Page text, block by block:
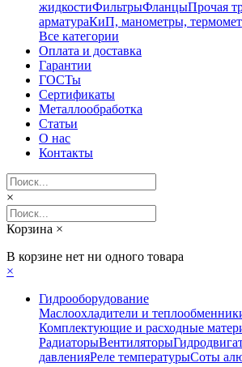
жидкостиФильтрыФланцыПрочая
арматураКиП, манометры,
Все категории
Оплата и доставка
Гарантии
ГОСТы
Сертификаты
Металлообработка
Статьи
О нас
Контакты
×
Корзина ×
В корзине нет ни одного товара
×
Гидрооборудование
Маслоохладители и
Комплектующие и расходные
РадиаторыВентиляторы
давленияРеле температурыСоты